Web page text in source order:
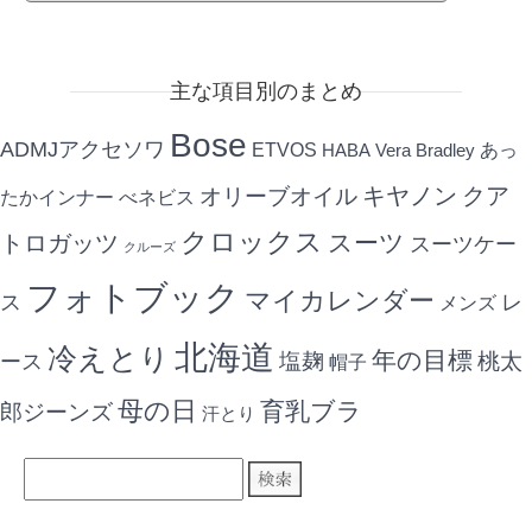
主な項目別のまとめ
ADMJアクセソワ Bose ETVOS HABA Vera Bradley あっ
たかインナー べネビス オリーブオイル キヤノン クア
トロガッツ クルーズ クロックス スーツ スーツケー
ス フォトブック マイカレンダー メンズ レ
ース 冷えとり 北海道 塩麹 帽子 年の目標 桃太
郎ジーンズ母の日 汗とり 育乳ブラ